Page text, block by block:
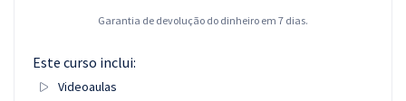
Garantia de devolução do dinheiro em 7 dias.
Este curso inclui:
Videoaulas